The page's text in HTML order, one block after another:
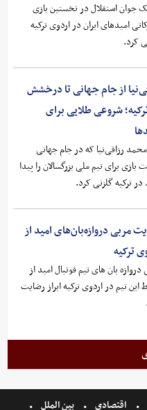
جوان استقلال در نخستین بازی
امیدهای ایران در اردوی ترکیه
کرد.
از جام جهانی تا درخشش
شروعی طلایی برای
رزاقی‌نیا که در جام جهانی
بازی برای تیم ملی بزرگسالان را پیدا
ترکیه گلزنی کرد.
مربی دروازه‌بان‌های امید از
ترکیه
دروازه بان های تیم فوتبال امید از
این تیم در اردوی ترکیه ابراز رضایت
اقتصادی بین الملل